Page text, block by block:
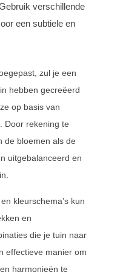
verschillende
een subtiele en
zul je een
hebben gecreëerd
op basis van
Door rekening te
de bloemen als de
uitgebalanceerd en
kleurschema’s kun
en
die je tuin naar
effectieve manier om
harmonieën te